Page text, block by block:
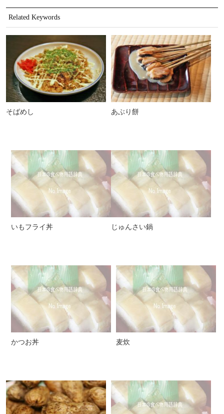
Related Keywords
そばめし あぶり餅
いもフライ丼 じゅんさい鍋
かつお丼 麦炊